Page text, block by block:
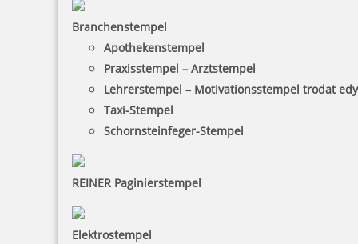
Branchenstempel
Apothekenstempel
Praxisstempel – Arztstempel
Lehrerstempel – Motivationsstempel trodat
Taxi-Stempel
Schornsteinfeger-Stempel
REINER Paginierstempel
Elektrostempel
Jetzt gestalten
Trodat Printy 4921 Textstempel Abdruck 12x12 mm